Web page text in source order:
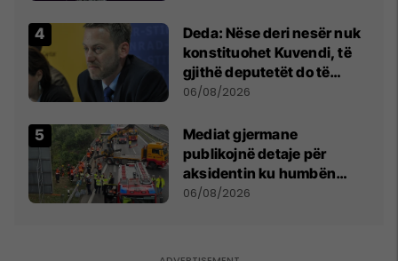
Deda: Nëse deri nesër nuk
konstituohet Kuvendi, të
gjithë deputetët do të
bëjnë shkelje të rëndë
06/08/2026
Mediat gjermane
publikojnë detaje për
aksidentin ku humbën
jetën tre mërgimtarë nga
06/08/2026